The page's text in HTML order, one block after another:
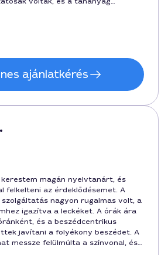
döntésnek bizonyult a
magánórám, amely 60
A jövőben is folytatnám a
érzem, mert a tanárnő jól
ad magyarázatot.
ajánlatkérés
magán nyelvtanárt, és
felkelteni az érdeklődésemet. A
nagyon rugalmas volt, a
igazítva a leckéket. A órák ára
és a beszédcentrikus
javítani a folyékony beszédet. A
messze felülmúlta a színvonal, és